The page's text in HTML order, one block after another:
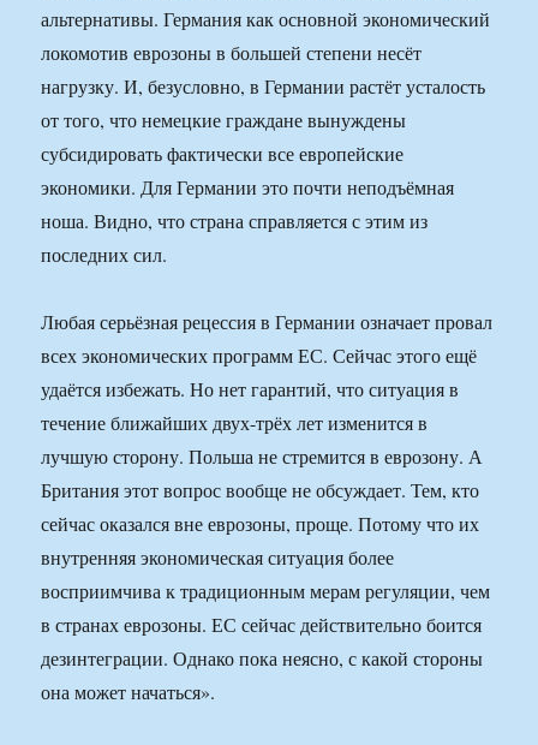
альтернативы. Германия как основной экономический
локомотив еврозоны в большей степени несёт
нагрузку. И, безусловно, в Германии растёт усталость
от того, что немецкие граждане вынуждены
субсидировать фактически все европейские
экономики. Для Германии это почти неподъёмная
ноша. Видно, что страна справляется с этим из
последних сил.
Любая серьёзная рецессия в Германии означает провал
всех экономических программ ЕС. Сейчас этого ещё
удаётся избежать. Но нет гарантий, что ситуация в
течение ближайших двух-трёх лет изменится в
лучшую сторону. Польша не стремится в еврозону. А
Британия этот вопрос вообще не обсуждает. Тем, кто
сейчас оказался вне еврозоны, проще. Потому что их
внутренняя экономическая ситуация более
восприимчива к традиционным мерам регуляции, чем
в странах еврозоны. ЕС сейчас действительно боится
дезинтеграции. Однако пока неясно, с какой стороны
она может начаться».